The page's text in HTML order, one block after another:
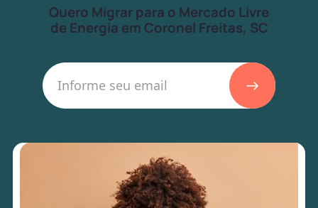
Quero Migrar para o Mercado Livre
de Energia em Coronel Freitas, SC